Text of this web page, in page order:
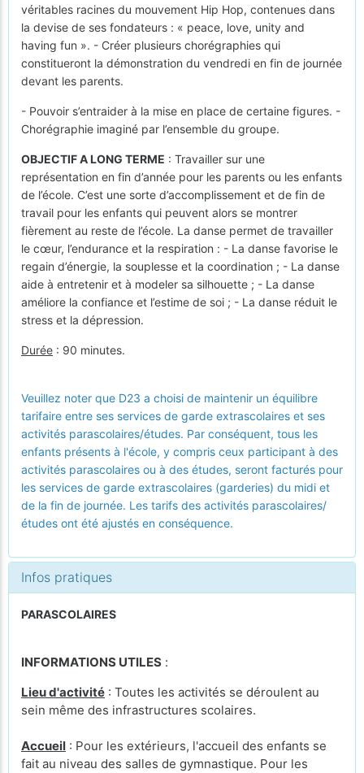
véritables racines du mouvement Hip Hop, contenues dans
la devise de ses fondateurs : « peace, love, unity and
having fun ». - Créer plusieurs chorégraphies qui
constitueront la démonstration du vendredi en fin de journée
devant les parents.
- Pouvoir s’entraider à la mise en place de certaine figures. -
Chorégraphie imaginé par l’ensemble du groupe.
OBJECTIF A LONG TERME : Travailler sur une
représentation en fin d’année pour les parents ou les enfants
de l’école. C’est une sorte d’accomplissement et de fin de
travail pour les enfants qui peuvent alors se montrer
fièrement au reste de l’école. La danse permet de travailler
le cœur, l’endurance et la respiration : - La danse favorise le
regain d’énergie, la souplesse et la coordination ; - La danse
aide à entretenir et à modeler sa silhouette ; - La danse
améliore la confiance et l’estime de soi ; - La danse réduit le
stress et la dépression.
Durée : 90 minutes.
Veuillez noter que D23 a choisi de maintenir un équilibre
tarifaire entre ses services de garde extrascolaires et ses
activités parascolaires/études. Par conséquent, tous les
enfants présents à l'école, y compris ceux participant à des
activités parascolaires ou à des études, seront facturés pour
les services de garde extrascolaires (garderies) du midi et
de la fin de journée. Les tarifs des activités parascolaires/
études ont été ajustés en conséquence.
Infos pratiques
PARASCOLAIRES
INFORMATIONS UTILES :
Lieu d'activité : Toutes les activités se déroulent au
sein même des infrastructures scolaires.
Accueil : Pour les extérieurs, l'accueil des enfants se
fait au niveau des salles de gymnastique. Pour les